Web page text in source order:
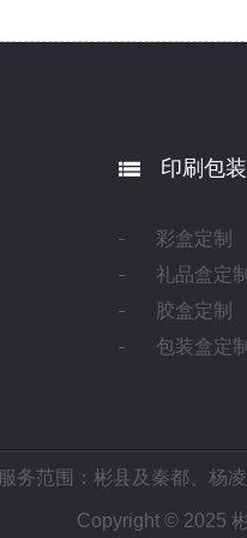
印刷包装
彩盒定制
礼品盒定
胶盒定制
包装盒定
服务范围：彬县及 秦都 杨凌
Copyright © 2025